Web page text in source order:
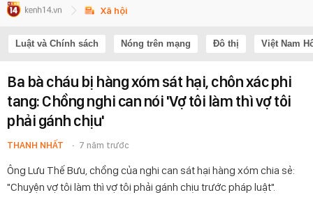
Xã hội
Luật và Chính sách Nóng trên mạng Đô thị Việt Nam
Ba bà cháu bị hàng xóm sát hại, chôn xác phi
tang: Chồng nghi can nói 'Vợ tôi làm thì vợ tôi
phải gánh chịu'
THANH NHẤT 7 năm trước
Ông Lưu Thế Bưu, chồng của nghi can sát hại hàng xóm chia sẻ:
"Chuyện vợ tôi làm thì vợ tôi phải gánh chịu trước pháp luật".